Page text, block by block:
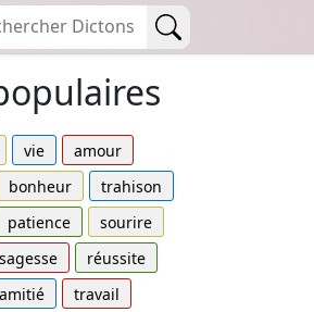
vie
amour
bonheur
trahison
patience
sourire
sagesse
réussite
amitié
travail